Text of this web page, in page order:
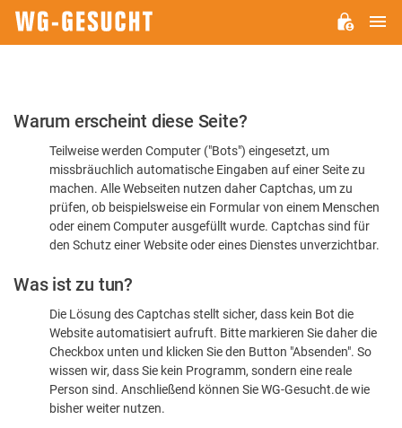
Bitte
dass
sind
Warum erscheint diese Seite?
Teilweise werden Computer ("Bots") eingesetzt, um
missbräuchlich automatische Eingaben auf einer Seite zu
machen. Alle Webseiten nutzen daher Captchas, um zu
prüfen, ob beispielsweise ein Formular von einem Menschen
oder einem Computer ausgefüllt wurde. Captchas sind für
den Schutz einer Website oder eines Dienstes unverzichtbar.
Was ist zu tun?
Die Lösung des Captchas stellt sicher, dass kein Bot die
Website automatisiert aufruft. Bitte markieren Sie daher die
Checkbox unten und klicken Sie den Button "Absenden". So
wissen wir, dass Sie kein Programm, sondern eine reale
Person sind. Anschließend können Sie WG-Gesucht.de wie
bisher weiter nutzen.